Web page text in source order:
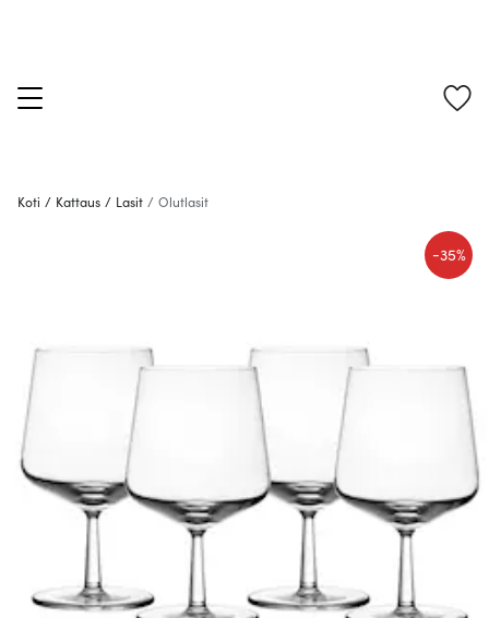
Koti / Kattaus / Lasit / Olutlasit
-35%